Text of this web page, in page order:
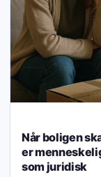
Når boligen
er
som juridisk